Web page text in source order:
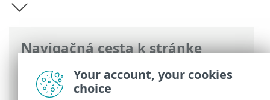
Navigačná cesta k stránke
Životný cyklus produktov ESET>Politika
životného cyklu aplikácií pre firmy
Your account, your cookies
choice